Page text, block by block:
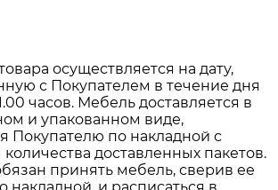
осуществляется на дату,
с Покупателем в течение дня
часов. Мебель доставляется в
и упакованном виде,
Покупателю по накладной с
доставленных пакетов.
принять мебель, сверив ее
накладной, и расписаться в